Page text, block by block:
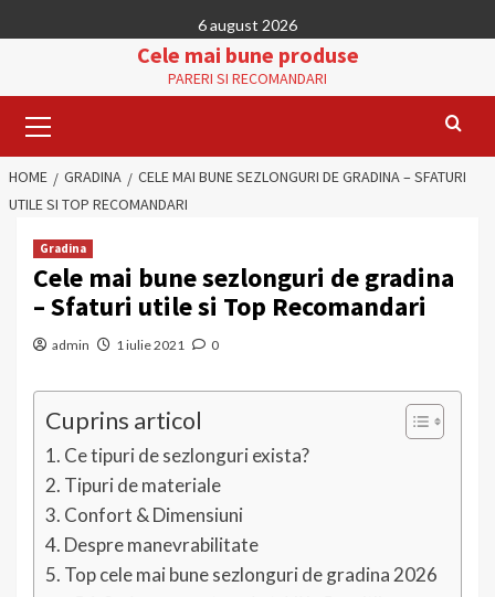
to
6 august 2026
Cele mai bune produse
PARERI SI RECOMANDARI
Menu
HOME GRADINA
CELE MAI BUNE SEZLONGURI DE GRADINA – SFATURI
UTILE SI TOP RECOMANDARI
Gradina
Cele mai bune sezlonguri de gradina
– Sfaturi utile si Top Recomandari
admin 1 iulie 2021 0
Cuprins articol
Ce tipuri de sezlonguri exista?
Tipuri de materiale
Confort & Dimensiuni
Despre manevrabilitate
Top cele mai bune sezlonguri de gradina 2026